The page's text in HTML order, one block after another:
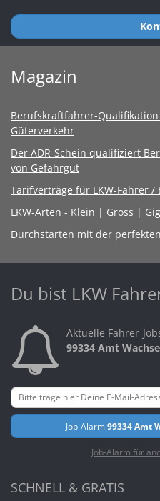
Magazin
Berufskraftfahrer-
Güterverkehr
Der ADR-Schein qualifiziert
von Gefahrgut
Tarifverträge für LKW-Fahrer
LKW-Arten - Klein | Gross |
Durchstarten mit der
Du bist LKW
Aktuelle Fahrer-
99334 Amt
Job-Alarm99334 Amt
Job-Alarm für
SCHNELL & GRATIS